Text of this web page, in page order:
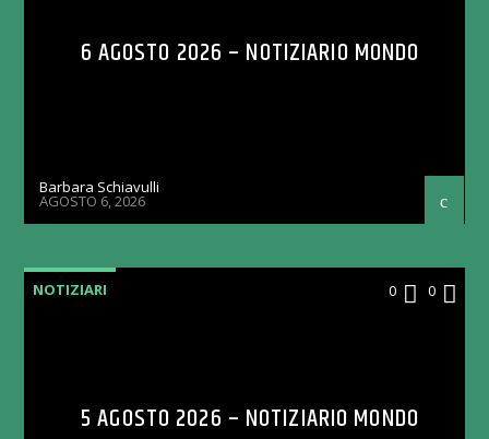
6 AGOSTO 2026 – NOTIZIARIO MONDO
Barbara Schiavulli
AGOSTO 6, 2026
NOTIZIARI 0 0
5 AGOSTO 2026 – NOTIZIARIO MONDO